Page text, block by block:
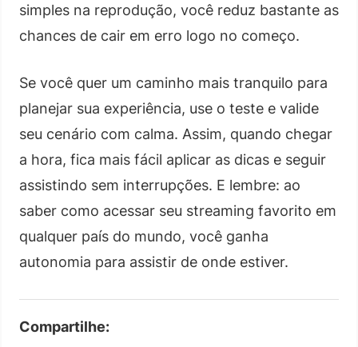
simples na reprodução, você reduz bastante as
chances de cair em erro logo no começo.
Se você quer um caminho mais tranquilo para
planejar sua experiência, use o teste e valide
seu cenário com calma. Assim, quando chegar
a hora, fica mais fácil aplicar as dicas e seguir
assistindo sem interrupções. E lembre: ao
saber como acessar seu streaming favorito em
qualquer país do mundo, você ganha
autonomia para assistir de onde estiver.
Compartilhe: